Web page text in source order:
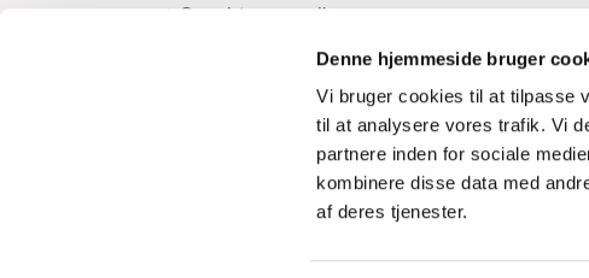
Denne hjemmeside bruger
Vi bruger cookies til at tilpasse
til at analysere vores trafik. Vi
partnere inden for sociale
kombinere disse data med
af deres tjenester.
Organister og musikere